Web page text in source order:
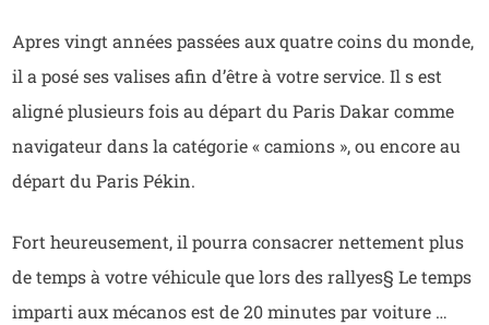
Apres vingt années passées aux quatre coins du monde,
il a posé ses valises afin d’être à votre service. Il s est
aligné plusieurs fois au départ du Paris Dakar comme
navigateur dans la catégorie « camions », ou encore au
départ du Paris Pékin.
Fort heureusement, il pourra consacrer nettement plus
de temps à votre véhicule que lors des rallyes§ Le temps
imparti aux mécanos est de 20 minutes par voiture …